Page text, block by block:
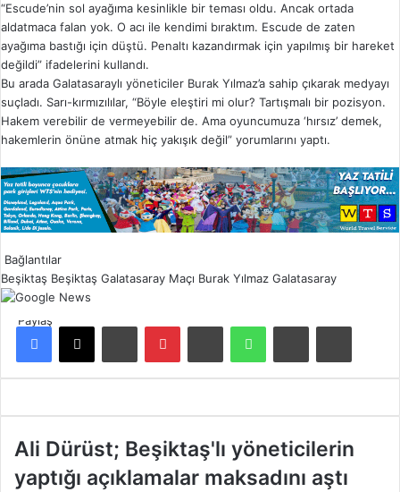
“Escude’nin sol ayağıma kesinlikle bir teması oldu. Ancak ortada
aldatmaca falan yok. O acı ile kendimi bıraktım. Escude de zaten
ayağıma bastığı için düştü. Penaltı kazandırmak için yapılmış bir hareket
değildi” ifadelerini kullandı.
Bu arada Galatasaraylı yöneticiler Burak Yılmaz’a sahip çıkarak medyayı
suçladı. Sarı-kırmızılılar, “Böyle eleştiri mi olur? Tartışmalı bir pozisyon.
Hakem verebilir de vermeyebilir de. Ama oyuncumuza ‘hırsız’ demek,
hakemlerin önüne atmak hiç yakışık değil” yorumlarını yaptı.
Bağlantılar
Beşiktaş Beşiktaş Galatasaray Maçı Burak Yılmaz Galatasaray
Paylaş
A
i
Ali Dürüst; Beşiktaş'lı yöneticilerin
yaptığı açıklamalar maksadını aştı